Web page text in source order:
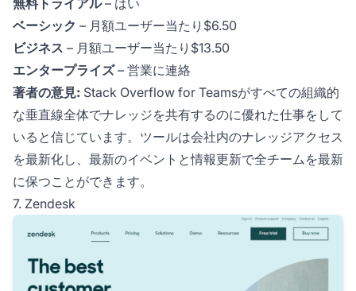
無料トライアル– はい
ベーシック – 月額ユーザー当たり$6.50
ビジネス – 月額ユーザー当たり$13.50
エンタープライズ– 営業に連絡
著者の意見: Stack Overflow for Teamsがすべての組織的
な垂直線全体でナレッジを共有するのに優れた仕事をして
いると信じています。ツールは会社内のナレッジアクセス
を最新化し、最新のイベントと情報更新で全チームを最新
に保つことができます。
7. Zendesk